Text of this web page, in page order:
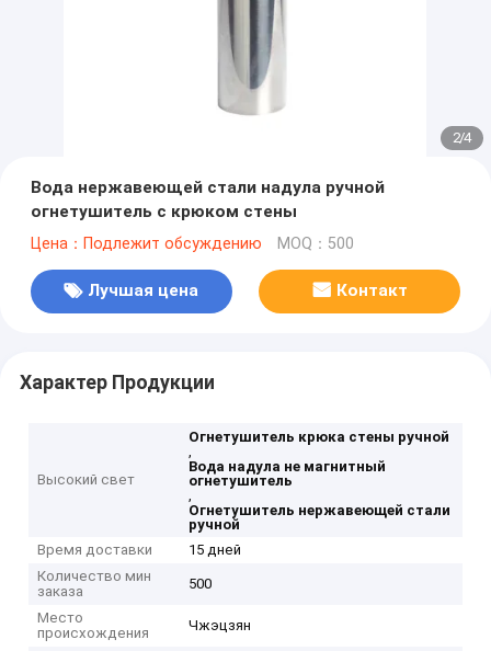
2/4
Вода нержавеющей стали надула ручной
огнетушитель с крюком стены
Цена：Подлежит обсуждению MOQ：500
Лучшая цена Контакт
Характер Продукции
Высокий свет
Огнетушитель крюка стены ручной
,
Вода надула не магнитный
огнетушитель
,
Огнетушитель нержавеющей стали
ручной
Время доставки
15 дней
Количество мин
заказа
500
Место
происхождения
Чжэцзян